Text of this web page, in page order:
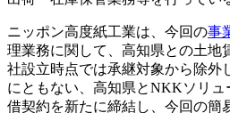
ニッポン高度紙工業は、今回の事
理業務に関して、高知県との土地
社設立時点では承継対象から除外
にともない、高知県とNKKソリ
借契約を新たに締結し、今回の簡